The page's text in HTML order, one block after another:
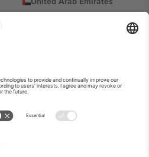
Building A1, Office 302, Dubai,
პირი იცვლება